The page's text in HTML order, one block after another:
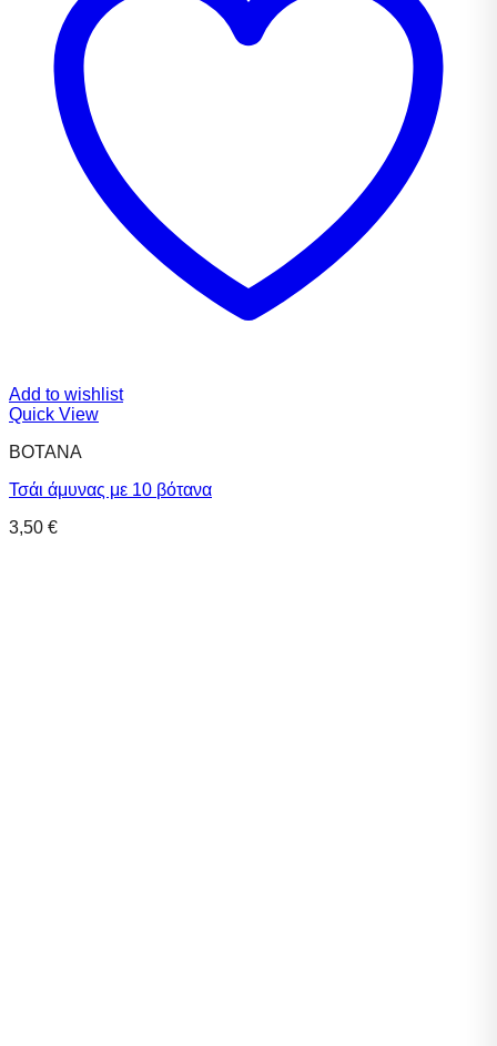
Add to wishlist
Quick View
ΒΟΤΑΝΑ
Τσάι άμυνας με 10 βότανα
3,50 €